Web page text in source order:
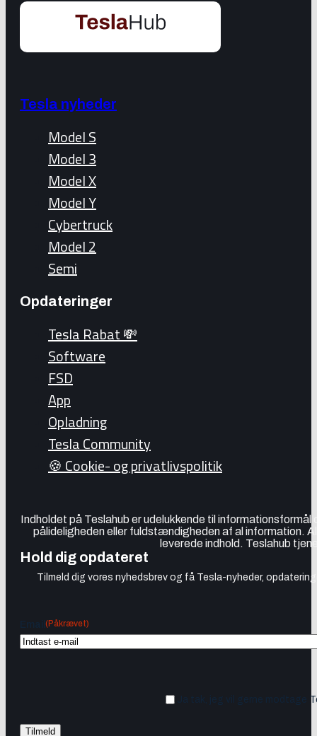
Tesla nyheder
Model S
Model 3
Model X
Model Y
Cybertruck
Model 2
Semi
Opdateringer
Tesla Rabat 💸
Software
FSD
App
Opladning
Tesla Community
🍪 Cookie- og privatlivspolitik
Indholdet på Teslahub er udelukkende til
pålideligheden eller fuldstændigheden af al information.
leverede indhold. Teslahub
Hold dig opdateret
Tilmeld dig vores nyhedsbrev og få Tesla-nyheder,
(Påkrævet)
Ja tak, jeg vil gerne modtage